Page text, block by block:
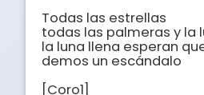
Todas las estrellas
todas las palmeras y la
la luna llena esperan
demos un escándalo
[Coro1]